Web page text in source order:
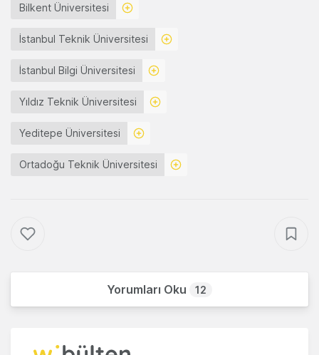
Bilkent Üniversitesi
İstanbul Teknik Üniversitesi
İstanbul Bilgi Üniversitesi
Yıldız Teknik Üniversitesi
Yeditepe Üniversitesi
Ortadoğu Teknik Üniversitesi
Yorumları Oku 12